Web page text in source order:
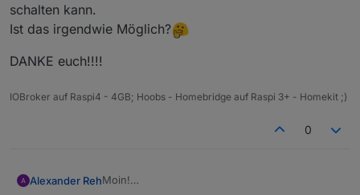
schalten kann.
Ist das irgendwie Möglich?
DANKE euch!!!!
IOBroker auf Raspi4 - 4GB; Hoobs - Homebridge auf Raspi 3+ - Homekit ;)
0
Alexander RehMoin!